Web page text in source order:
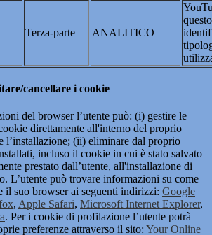
Terza-parte ANALITICO
cancellare i cookie
del browser l’utente può: (i) gestire le
direttamente all'interno del proprio
l’installazione; (ii) eliminare dal proprio
incluso il cookie in cui è stato salvato
prestato dall’utente, all'installazione di
L’utente può trovare informazioni su come
il suo browser ai seguenti indirizzi: Google
, Apple Safari, Microsoft Internet Explorer,
. Per i cookie di profilazione l’utente potrà
preferenze attraverso il sito: Your Online